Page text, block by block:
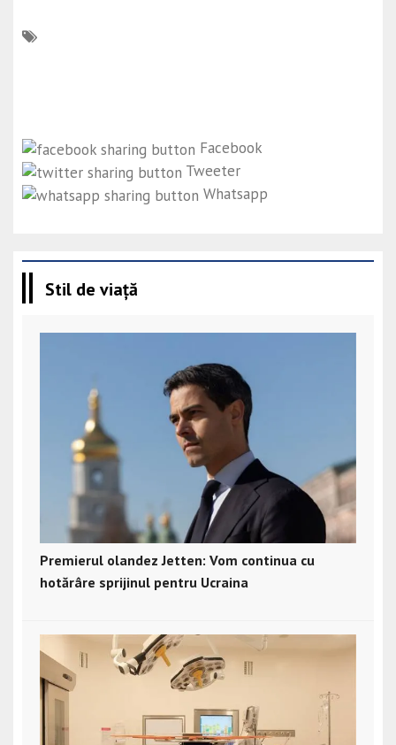
Facebook
Tweeter
Whatsapp
Stil de viață
Premierul olandez Jetten: Vom continua cu
hotărâre sprijinul pentru Ucraina